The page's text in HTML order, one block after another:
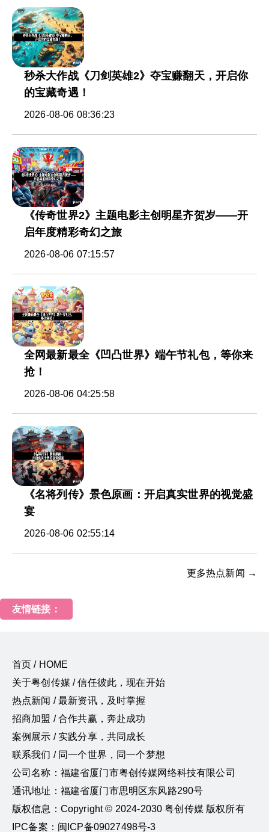
秒杀大作战《刀剑英雄2》夺宝赚翻天，开启你
的宝藏奇遇！
2026-08-06 08:36:23
《传奇世界2》主题电影主创明星齐贺岁——开
启年度精彩奇幻之旅
2026-08-06 07:15:57
全网最新最全《凹凸世界》端午节礼包，等你来
抢！
2026-08-06 04:25:58
《名将列传》景色原画：开启真实世界的视觉盛
宴
2026-08-06 02:55:14
更多热点新闻 →
友情链接：
首页 / HOME
关于粤创传媒 / 信任彼此，现在开始
热点新闻 / 最新资讯，及时掌握
招商加盟 / 合作共赢，奔赴成功
案例展示 / 实践分享，共同成长
联系我们 / 同一个世界，同一个梦想
公司名称：福建省厦门市粤创传媒网络科技有限公司
通讯地址：福建省厦门市思明区东风路290号
版权信息：Copyright © 2024-2030 粤创传媒 版权所有
IPC备案：闽ICP备09027498号-3